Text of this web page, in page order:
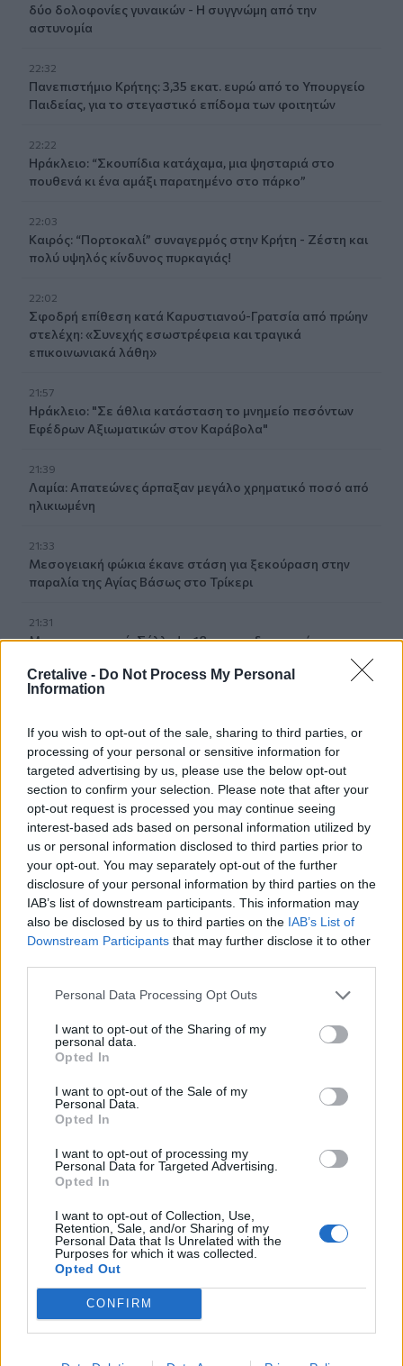
Cretalive - Do Not Process My Personal
Information
If you wish to opt-out of the sale, sharing to third parties, or
processing of your personal or sensitive information for
targeted advertising by us, please use the below opt-out
section to confirm your selection. Please note that after your
opt-out request is processed you may continue seeing
interest-based ads based on personal information utilized by
us or personal information disclosed to third parties prior to
your opt-out. You may separately opt-out of the further
disclosure of your personal information by third parties on the
IAB’s list of downstream participants. This information may
also be disclosed by us to third parties on the IAB’s List of
Downstream Participants that may further disclose it to other
Personal Data Processing Opt Outs
I want to opt-out of the Sharing of my
personal data.
Opted In
I want to opt-out of the Sale of my
Personal Data.
Opted In
I want to opt-out of processing my
Personal Data for Targeted Advertising.
Opted In
I want to opt-out of Collection, Use,
Retention, Sale, and/or Sharing of my
Personal Data that Is Unrelated with the
Purposes for which it was collected.
Opted Out
CONFIRM
δύο δολοφονίες γυναικών - Η συγγνώμη από την
αστυνομία
22:32
Πανεπιστήμιο Κρήτης: 3,35 εκατ. ευρώ από το Υπουργείο
Παιδείας, για το στεγαστικό επίδομα των φοιτητών
22:22
Ηράκλειο: “Σκουπίδια κατάχαμα, μια ψησταριά στο
πουθενά κι ένα αμάξι παρατημένο στο πάρκο”
22:03
Καιρός: “Πορτοκαλί” συναγερμός στην Κρήτη - Ζέστη και
πολύ υψηλός κίνδυνος πυρκαγιάς!
22:02
Σφοδρή επίθεση κατά Καρυστιανού-Γρατσία από πρώην
στελέχη: «Συνεχής εσωστρέφεια και τραγικά
επικοινωνιακά λάθη»
21:57
Ηράκλειο: "Σε άθλια κατάσταση το μνημείο πεσόντων
Εφέδρων Αξιωματικών στον Καράβολα"
21:39
Λαμία: Απατεώνες άρπαξαν μεγάλο χρηματικό ποσό από
ηλικιωμένη
21:33
Μεσογειακή φώκια έκανε στάση για ξεκούραση στην
παραλία της Αγίας Βάσως στο Τρίκερι
21:31
Μεταναστευτικό: Σύλληψη 18χρονου διακινητή για την
Μαραντόνα επί της Αγγλίας στο Μουντιάλ 1986
21:08
Διεθνείς διακρίσεις για τη μαθητική ταινία stop motion
«Shared Weights» του 8ου Γυμνασίου Ηρακλείου
20:57
ΥΠΑΑΤ – ΑΑΔΕ: Υπεγράφη κοινή απόφαση για
επενδύσεις 263,5 εκατ. ευρώ
ΠΕΡΙΣΣΟΤΕΡΑ
ΣΧΕΤΙΚA AΡΘΡΑ
Υπό έλεγχο η φωτιά σε ισόγειο κατάστημα στο
κατάστημα στο Παλαιό Φάληρο -
Εκκενώθηκε προληπτικά
Σοκαριστικά στοιχεία άφησε πίσω της η μέγα-
ΕΛΛAΔΑ 23:27
πίσω της η μέγα-πυρκαγιά στην